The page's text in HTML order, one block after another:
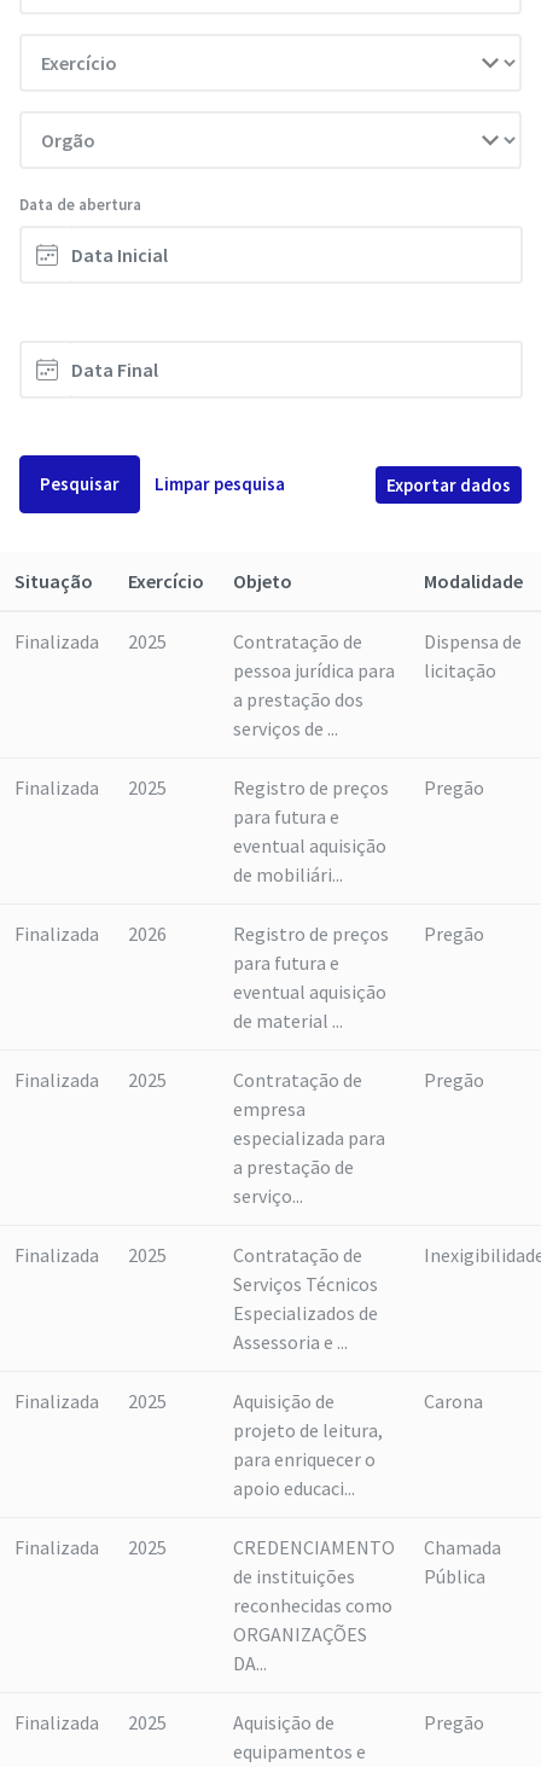
Data de abertura
Pesquisar Limpar pesquisa Exportar dados
Situação Exercício Objeto Modalidade
Finalizada 2025
Contratação de
pessoa jurídica para
a prestação dos
serviços de ...
Dispensa de
licitação
Finalizada 2025
Registro de preços
para futura e
eventual aquisição
de mobiliári...
Pregão
Finalizada 2026
Registro de preços
para futura e
eventual aquisição
de material ...
Pregão
Finalizada 2025
Contratação de
empresa
especializada para
a prestação de
serviço...
Pregão
Finalizada 2025
Contratação de
Serviços Técnicos
Especializados de
Assessoria e ...
Finalizada 2025
Aquisição de
projeto de leitura,
para enriquecer o
apoio educaci...
Carona
Finalizada 2025
CREDENCIAMENTO
de instituições
reconhecidas como
ORGANIZAÇÕES
DA...
Chamada
Pública
Finalizada 2025
Aquisição de
equipamentos e
Pregão